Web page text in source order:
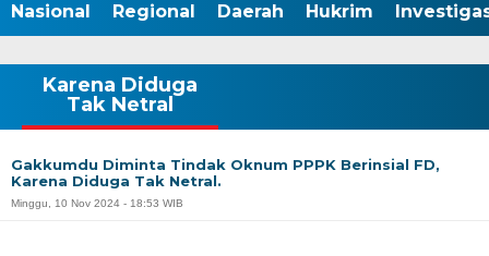
Nasional Regional Daerah Hukrim
Karena Diduga
Tak Netral
Gakkumdu Diminta Tindak Oknum PPPK Berinsial FD,
Karena Diduga Tak Netral.
Minggu, 10 Nov 2024 - 18:53 WIB